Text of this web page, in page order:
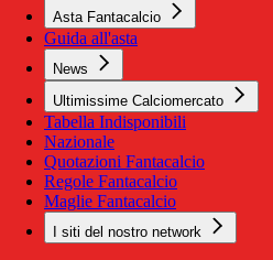
Asta Fantacalcio
Guida all'asta
News
Ultimissime Calciomercato
Tabella Indisponibili
Nazionale
Quotazioni Fantacalcio
Regole Fantacalcio
Maglie Fantacalcio
I siti del nostro network